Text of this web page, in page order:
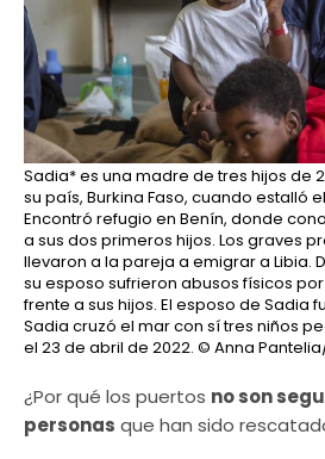
Sadia* es una madre de tres hijos de
su país, Burkina Faso, cuando estalló
Encontró refugio en Benín, donde
a sus dos primeros hijos. Los graves
llevaron a la pareja a emigrar a Libia.
su esposo sufrieron abusos físicos
frente a sus hijos. El esposo de Sadia
Sadia cruzó el mar con sí tres niños
el 23 de abril de 2022. © Anna Pantelia/
¿Por qué los puertos no son
personas que han sido